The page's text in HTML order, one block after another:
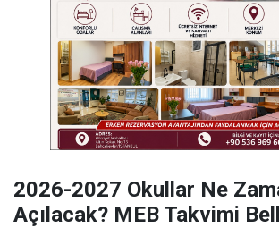
2026-2027 Okullar Ne
Açılacak? MEB Takvimi